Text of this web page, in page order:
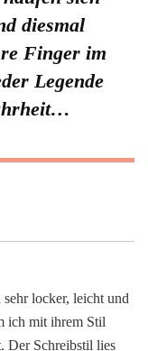
diesmal
Finger im
Legende
locker, leicht und
ich mit ihrem Stil
Der Schreibstil lies